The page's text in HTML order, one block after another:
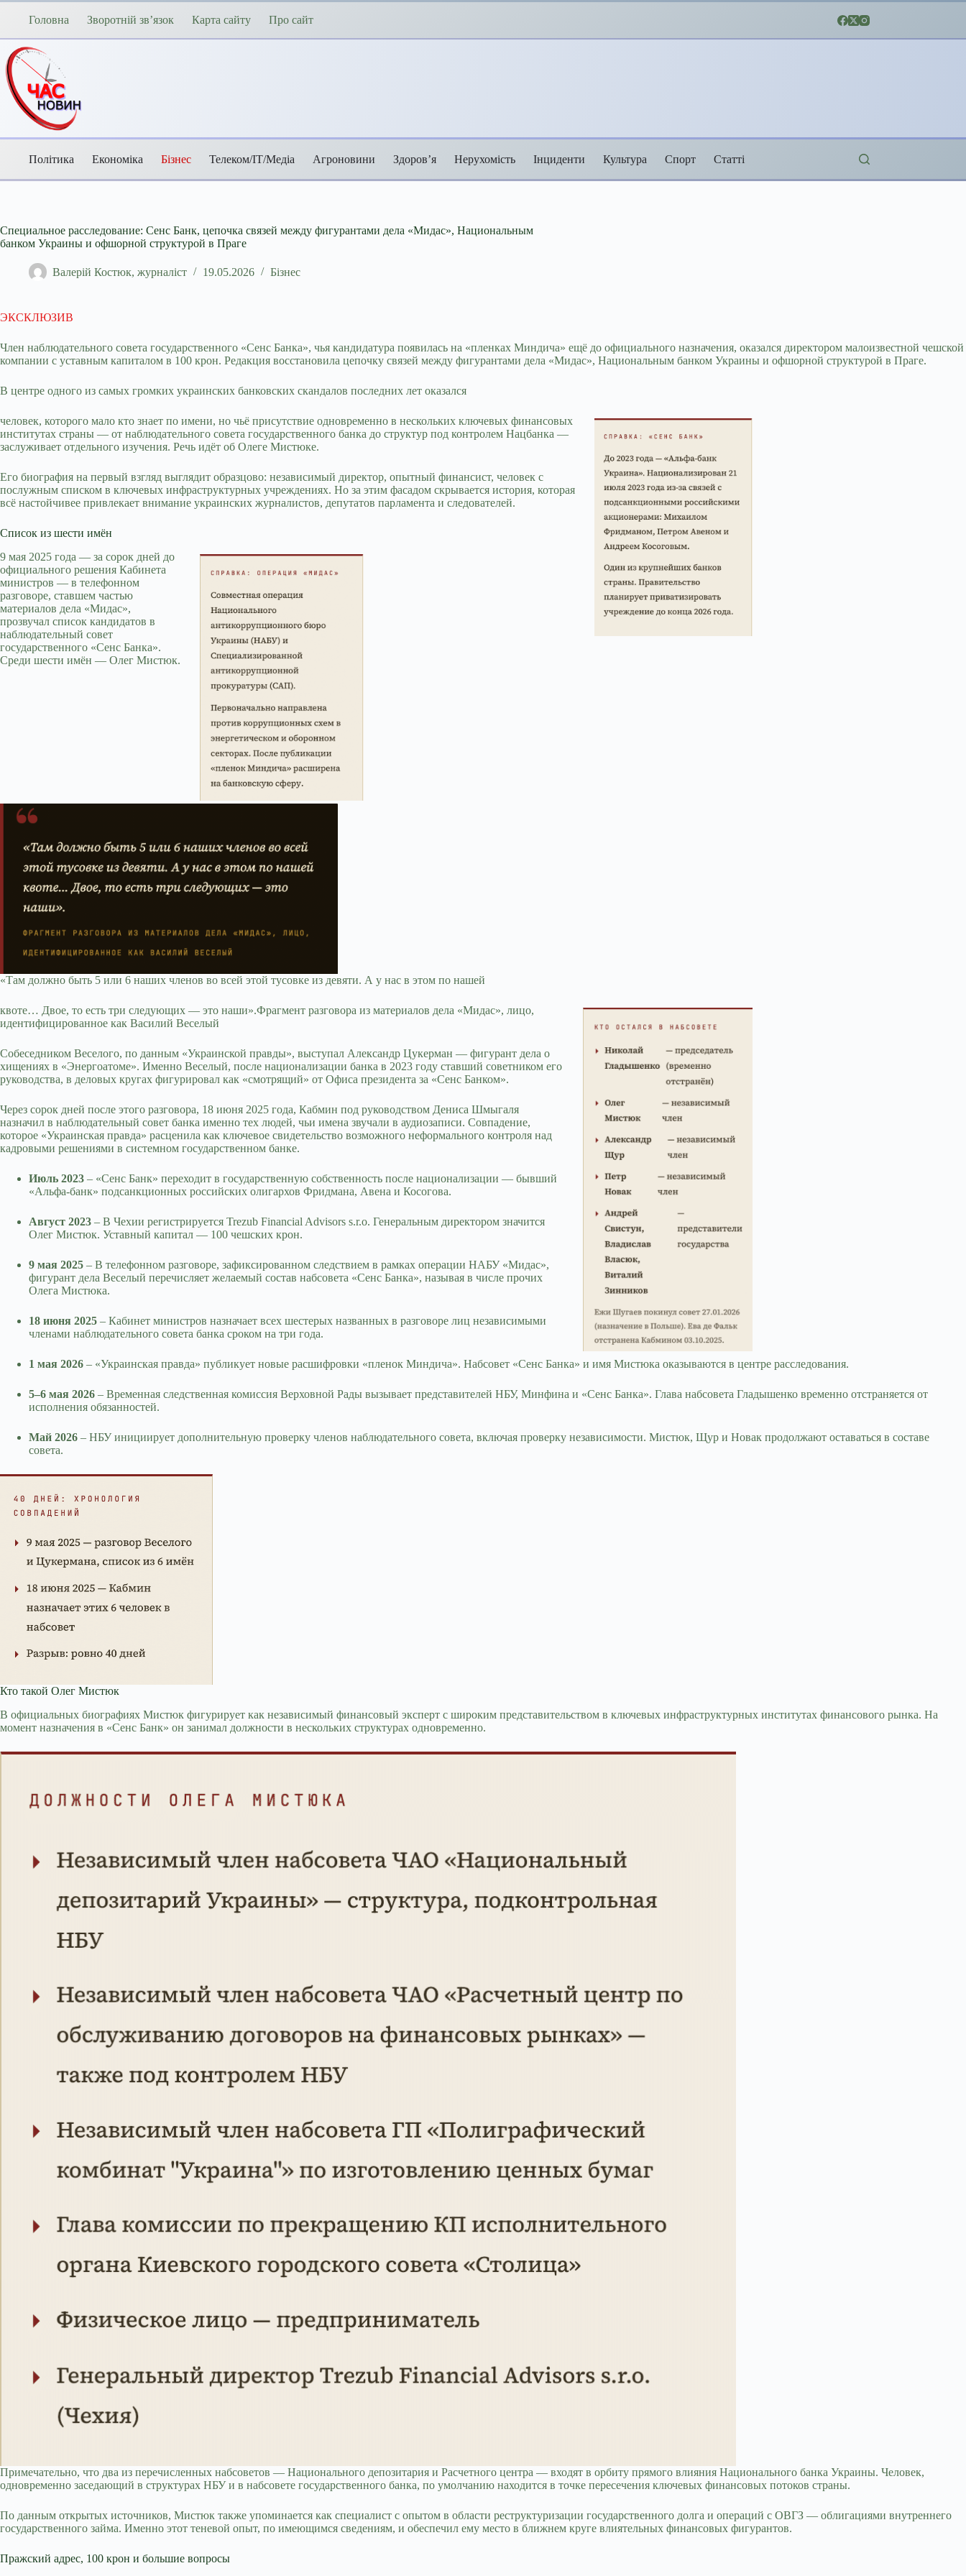
Перейти
Головна Зворотній зв’язок Карта сайту Про сайт
Політика Економіка Бізнес Телеком/ІТ/Медіа Агроновини Здоров’я Нерухомість Інциденти Культура Спорт Статті
Специальное расследование: Сенс Банк, цепочка связей между фигурантами дела «Мидас», Национальным
банком Украины и офшорной структурой в Праге
Валерій Костюк, журналіст 19.05.2026 Бізнес
ЭКСКЛЮЗИВ
Член наблюдательного совета государственного «Сенс Банка», чья кандидатура появилась на «пленках Миндича» ещё до официального назначения, оказался директором малоизвестной чешской
компании с уставным капиталом в 100 крон. Редакция восстановила цепочку связей между фигурантами дела «Мидас», Национальным банком Украины и офшорной структурой в Праге.
В центре одного из самых громких украинских банковских скандалов последних лет оказался
человек, которого мало кто знает по имени, но чьё присутствие одновременно в нескольких ключевых финансовых
институтах страны — от наблюдательного совета государственного банка до структур под контролем Нацбанка —
заслуживает отдельного изучения. Речь идёт об Олеге Мистюке.
Его биография на первый взгляд выглядит образцово: независимый директор, опытный финансист, человек с
послужным списком в ключевых инфраструктурных учреждениях. Но за этим фасадом скрывается история, которая
всё настойчивее привлекает внимание украинских журналистов, депутатов парламента и следователей.
Список из шести имён
9 мая 2025 года — за сорок дней до
официального решения Кабинета
министров — в телефонном
разговоре, ставшем частью
материалов дела «Мидас»,
прозвучал список кандидатов в
наблюдательный совет
государственного «Сенс Банка».
Среди шести имён — Олег Мистюк.
«Там должно быть 5 или 6 наших членов во всей этой тусовке из девяти. А у нас в этом по нашей
квоте… Двое, то есть три следующих — это наши».Фрагмент разговора из материалов дела «Мидас», лицо,
идентифицированное как Василий Веселый
Собеседником Веселого, по данным «Украинской правды», выступал Александр Цукерман — фигурант дела о
хищениях в «Энергоатоме». Именно Веселый, после национализации банка в 2023 году ставший советником его
руководства, в деловых кругах фигурировал как «смотрящий» от Офиса президента за «Сенс Банком».
Через сорок дней после этого разговора, 18 июня 2025 года, Кабмин под руководством Дениса Шмыгаля
назначил в наблюдательный совет банка именно тех людей, чьи имена звучали в аудиозаписи. Совпадение,
которое «Украинская правда» расценила как ключевое свидетельство возможного неформального контроля над
кадровыми решениями в системном государственном банке.
Июль 2023 – «Сенс Банк» переходит в государственную собственность после национализации — бывший
«Альфа-банк» подсанкционных российских олигархов Фридмана, Авена и Косогова.
Август 2023 – В Чехии регистрируется Trezub Financial Advisors s.r.o. Генеральным директором значится
Олег Мистюк. Уставный капитал — 100 чешских крон.
9 мая 2025 – В телефонном разговоре, зафиксированном следствием в рамках операции НАБУ «Мидас»,
фигурант дела Веселый перечисляет желаемый состав набсовета «Сенс Банка», называя в числе прочих
Олега Мистюка.
18 июня 2025 – Кабинет министров назначает всех шестерых названных в разговоре лиц независимыми
членами наблюдательного совета банка сроком на три года.
1 мая 2026 – «Украинская правда» публикует новые расшифровки «пленок Миндича». Набсовет «Сенс Банка» и имя Мистюка оказываются в центре расследования.
5–6 мая 2026 – Временная следственная комиссия Верховной Рады вызывает представителей НБУ, Минфина и «Сенс Банка». Глава набсовета Гладышенко временно отстраняется от
исполнения обязанностей.
Май 2026 – НБУ инициирует дополнительную проверку членов наблюдательного совета, включая проверку независимости. Мистюк, Щур и Новак продолжают оставаться в составе
совета.
Кто такой Олег Мистюк
В официальных биографиях Мистюк фигурирует как независимый финансовый эксперт с широким представительством в ключевых инфраструктурных институтах финансового рынка. На
момент назначения в «Сенс Банк» он занимал должности в нескольких структурах одновременно.
Примечательно, что два из перечисленных набсоветов — Национального депозитария и Расчетного центра — входят в орбиту прямого влияния Национального банка Украины. Человек,
одновременно заседающий в структурах НБУ и в набсовете государственного банка, по умолчанию находится в точке пересечения ключевых финансовых потоков страны.
По данным открытых источников, Мистюк также упоминается как специалист с опытом в области реструктуризации государственного долга и операций с ОВГЗ — облигациями внутреннего
государственного займа. Именно этот теневой опыт, по имеющимся сведениям, и обеспечил ему место в ближнем круге влиятельных финансовых фигурантов.
Пражский адрес, 100 крон и большие вопросы